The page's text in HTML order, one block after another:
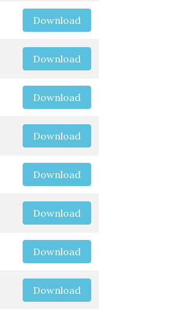
Download
Download
Download
Download
Download
Download
Download
Download